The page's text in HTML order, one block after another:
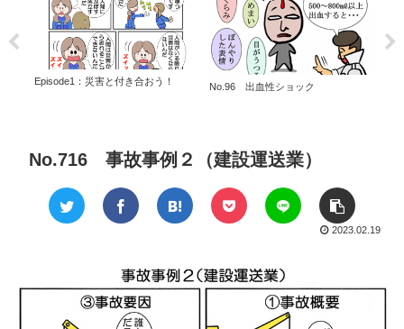
Episode1：災害と付き合おう！
No.96 出血性ショック
No.716 事故事例２（建設運送業）
2023.02.19